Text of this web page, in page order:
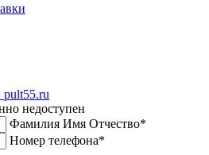
pult55.ru
недоступен
Фамилия Имя Отчество*
Номер телефона*